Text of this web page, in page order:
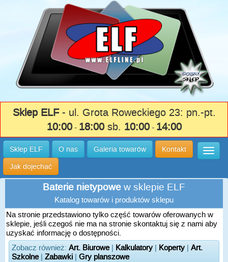
Sklep ELF- ul. Grota Roweckiego 23: pn.-pt.
10:00- 18:00sb. 10:00- 14:00
Sklep ELF O nas Galeria towarów Kontakt
Jak dojechać
Baterie nietypowe w sklepie ELF
Katalog towarów i produktów sklepu
Na stronie przedstawiono tylko część towarów oferowanych w
sklepie, jeśli czegoś nie ma na stronie skontaktuj się z nami aby
uzyskać informację o dostępności.
Zobacz również: Art. Biurowe| Kalkulatory | Koperty | Art.
Szkolne| Zabawki | Gry planszowe